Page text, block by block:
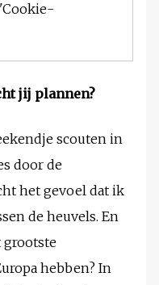
jij plannen?
scouten in
door de
het gevoel dat ik
de heuvels. En
grootste
hebben? In